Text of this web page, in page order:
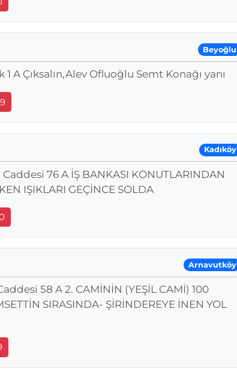
Beyoğlu
A Çıksalın,Alev Ofluoğlu Semt Konağı yanı
Kadıköy
76 A İŞ BANKASI KONUTLARINDAN
IŞIKLARI GEÇİNCE SOLDA
Arnavutköy
58 A 2. CAMİNİN (YEŞİL CAMİ) 100
SIRASINDA- ŞİRİNDEREYE İNEN YOL